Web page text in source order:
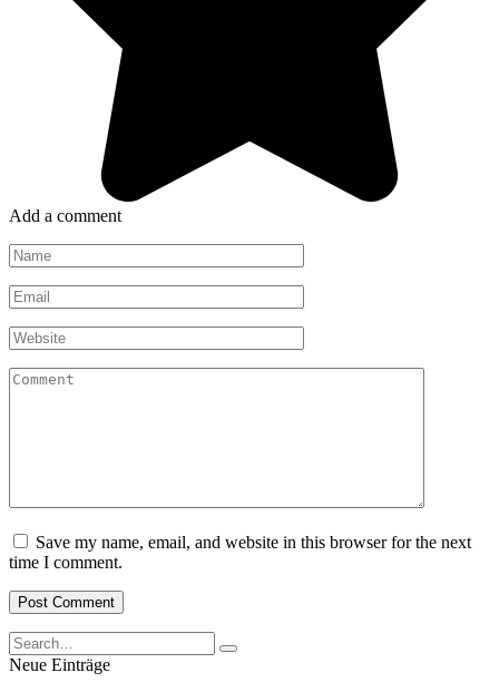
Add a comment
Name
*
Email
*
Website
Comment
Save my name, email, and website in this browser for the next
time I comment.
Search
for:
Neue Einträge